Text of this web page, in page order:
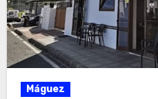
Máguez